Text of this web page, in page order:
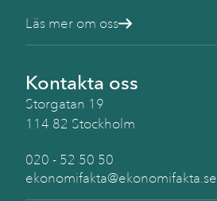
Läs mer om oss
Kontakta oss
Storgatan 19
114 82 Stockholm
020 - 52 50 50
ekonomifakta@ekonomifakta.se